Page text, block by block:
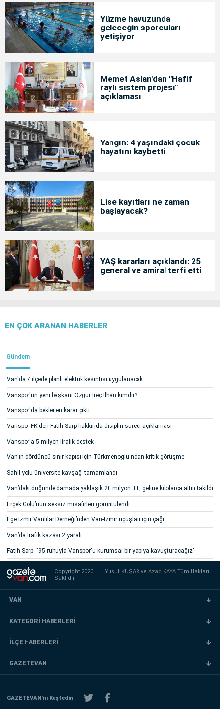
Yüzme havuzunda
geleceğin sporcuları
yetişiyor
Memet Aslan'dan "Hafif
raylı sistem projesi"
açıklaması
Yangın: 4 yaşındaki çocuk
hayatını kaybetti
Lise kayıtları ne zaman
başlayacak?
YAŞ kararları açıklandı: 25
general ve amiral terfi etti
EN ÇOK ARANAN HABERLER
Gündem
Van'da 7 ilçede planlı elektrik kesintisi uygulanacak
Vanspor'un yeni başkanı Özgür İreç İlhan kimdir?
Vanspor'da beklenen karar çıktı
Vanspor FK'den Fatih Sarp hakkında disiplin süreci açıklaması
Vanspor'a 5 milyon liralık destek
Van'ın dördüncü sınır kapısı için Türkmenoğlu'ndan kritik görüşme
Sahil yolu üniversite kavşağı tamamlandı
Van’daki düğünde damada yaklaşık 20 milyon TL, geline kilolarca altın takıldı
Erçek Gölü’nün sessiz misafirleri görüntülendi
Ege İzmir Vanlılar Derneği’nden Van-İzmir uçuşları için çağrı
Van’da trafik kazası:2 yaralı
Fatih Sarp: "95 ruhuyla Vanspor'u kurumsal bir yapıya kavuşturacağız"
Copyright 2020 Yusuf KUŞAR veAzad KAYATüm Hakları
Saklıdır.
VAN
KATEGORİ HABERLERİ
İLÇE HABERLERİ
GAZETEVAN
GAZETEVAN'nı Keşfedin